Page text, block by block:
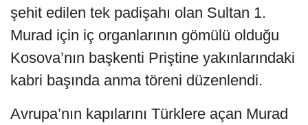
şehit edilen tek padişahı olan Sultan 1.
Murad için iç organlarının gömülü olduğu
Kosova’nın başkenti Priştine yakınlarındaki
kabri başında anma töreni düzenlendi.
Avrupa’nın kapılarını Türklere açan Murad